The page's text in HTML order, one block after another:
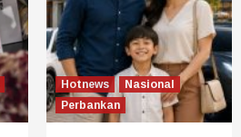
Hotnews
Nasional
Perbankan